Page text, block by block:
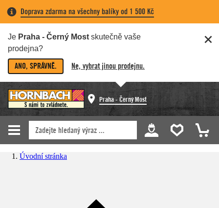
Doprava zdarma na všechny balíky od 1 500 Kč
Je Praha - Černý Most skutečně vaše
prodejna?
ANO, SPRÁVNĚ. Ne, vybrat jinou prodejnu.
Praha - Černý Most
Úvodní stránka